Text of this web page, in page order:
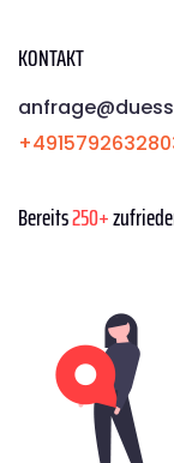
KONTAKT
Bereits250+